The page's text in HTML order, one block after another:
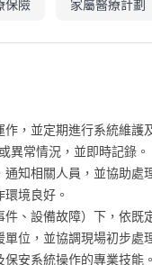
保險 家屬醫療計劃
，並定期進行系統維護
異常情況，並即時記錄。
知相關人員，並協助處
境良好。
、設備故障）下，依既
位，並協調現場初步處
安系統操作的專業技能。